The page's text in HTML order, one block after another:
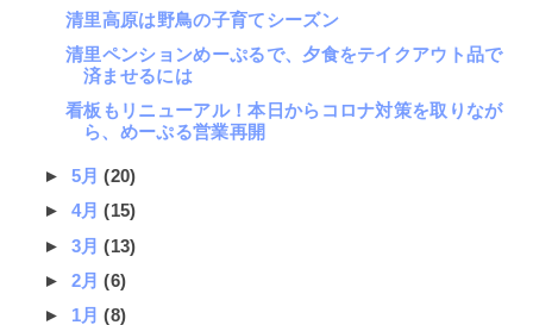
清里高原は野鳥の子育てシーズン
清里ペンションめーぷるで、夕食をテイクアウト品で
済ませるには
看板もリニューアル！本日からコロナ対策を取りなが
ら、めーぷる営業再開
► 5月(20)
► 4月(15)
► 3月(13)
► 2月(6)
► 1月(8)